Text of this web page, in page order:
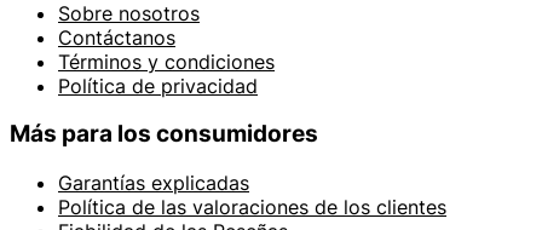
Sobre nosotros
Contáctanos
Términos y condiciones
Política de privacidad
Más para los consumidores
Garantías explicadas
Política de las valoraciones de los clientes